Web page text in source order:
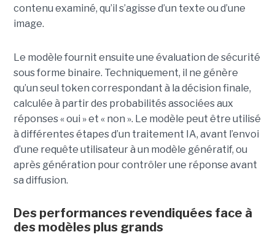
contenu examiné, qu’il s’agisse d’un texte ou d’une
image.
Le modèle fournit ensuite une évaluation de sécurité
sous forme binaire. Techniquement, il ne génère
qu’un seul token correspondant à la décision finale,
calculée à partir des probabilités associées aux
réponses « oui » et « non ». Le modèle peut être utilisé
à différentes étapes d’un traitement IA, avant l’envoi
d’une requête utilisateur à un modèle génératif, ou
après génération pour contrôler une réponse avant
sa diffusion.
Des performances revendiquées face à
des modèles plus grands